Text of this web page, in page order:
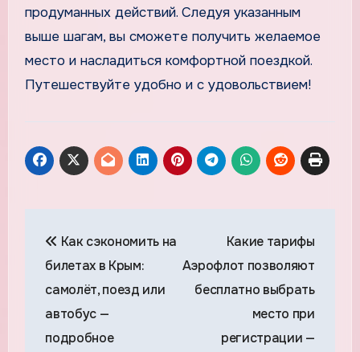
продуманных действий. Следуя указанным
выше шагам, вы сможете получить желаемое
место и насладиться комфортной поездкой.
Путешествуйте удобно и с удовольствием!
по
записям
Как сэкономить на
билетах в Крым:
самолёт, поезд или
автобус —
подробное
Какие тарифы
Аэрофлот позволяют
бесплатно выбрать
место при
регистрации —